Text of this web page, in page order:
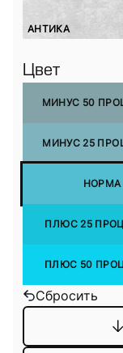
АНТИКА
Цвет
МИНУС 50
МИНУС 25
НОРМА
ПЛЮС 25
ПЛЮС 50
Сбросить